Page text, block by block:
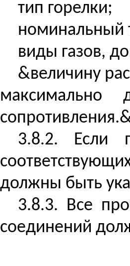
тип горелки;
номинальный
виды газов,
&величину
максимально
3.8.2. Если
должны быть
3.8.3. Все
соединений